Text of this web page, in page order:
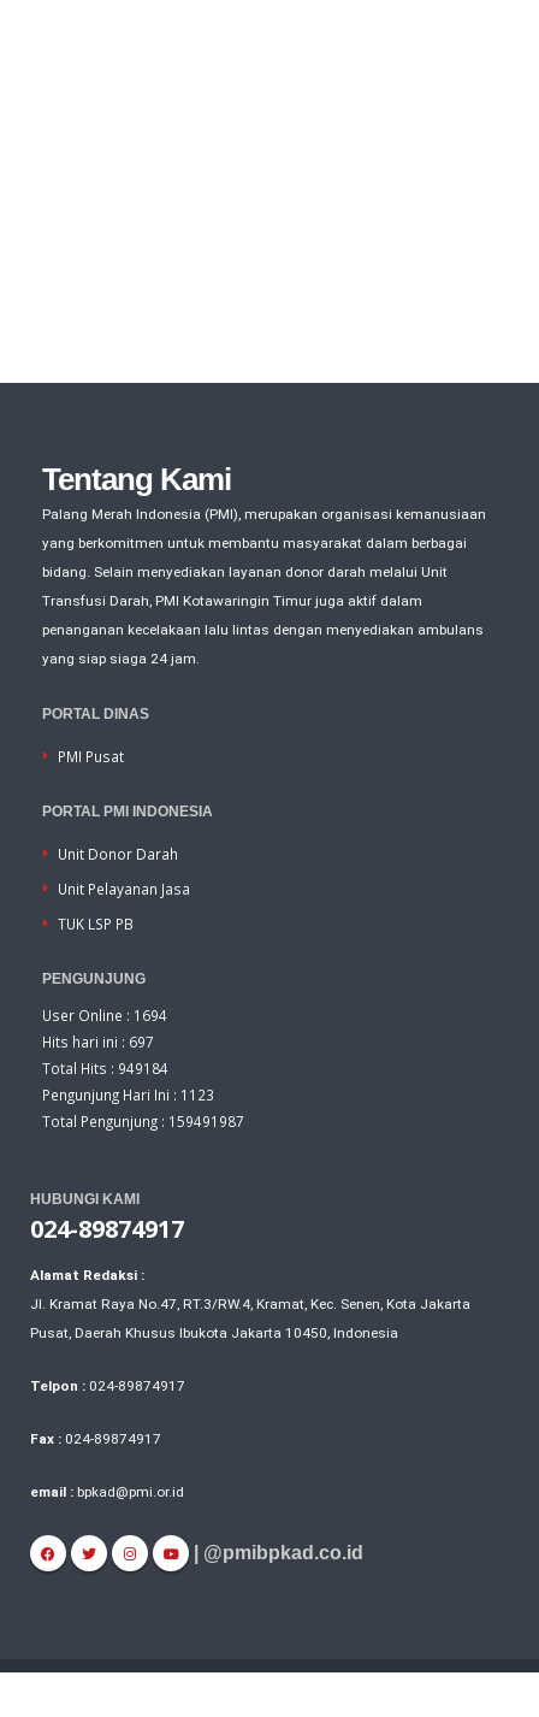
Tentang Kami
Palang Merah Indonesia (PMI), merupakan organisasi kemanusiaan
yang berkomitmen untuk membantu masyarakat dalam berbagai
bidang. Selain menyediakan layanan donor darah melalui Unit
Transfusi Darah, PMI Kotawaringin Timur juga aktif dalam
penanganan kecelakaan lalu lintas dengan menyediakan ambulans
yang siap siaga 24 jam.
PORTAL DINAS
PMI Pusat
PORTAL PMI INDONESIA
Unit Donor Darah
Unit Pelayanan Jasa
TUK LSP PB
PENGUNJUNG
User Online : 1694
Hits hari ini : 697
Total Hits : 949184
Pengunjung Hari Ini : 1123
Total Pengunjung : 159491987
HUBUNGI KAMI
024-89874917
Alamat Redaksi :
Jl. Kramat Raya No.47, RT.3/RW.4, Kramat, Kec. Senen, Kota Jakarta
Pusat, Daerah Khusus Ibukota Jakarta 10450, Indonesia
Telpon : 024-89874917
Fax : 024-89874917
email : bpkad@pmi.or.id
| @pmibpkad.co.id